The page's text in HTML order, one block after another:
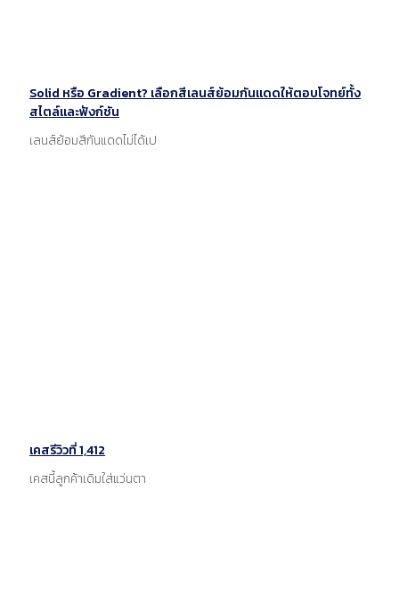
Solid หรือ Gradient? เลือกสีเลนส์ย้อมกันแดดให้ตอบโจทย์ทั้ง
สไตล์และฟังก์ชัน
เลนส์ย้อมสีกันแดดไม่ได้เป
เคสรีวิวที่ 1,412
เคสนี้ลูกค้าเดิมใส่แว่นตา